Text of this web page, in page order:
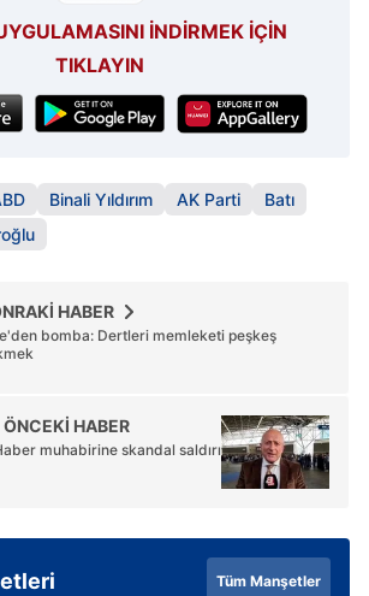
İNDİRMEK İÇİN
TIKLAYIN
Binali Yıldırım AK Parti
Batı
HABER
bomba: Dertleri memleketi peşkeş
ÖNCEKİ HABER
muhabirine skandal saldırı
Tüm Manşetler